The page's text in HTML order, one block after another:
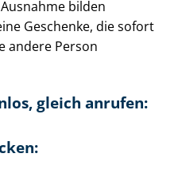
bilden
Geschenke, die sofort
andere Person
gleich anrufen: